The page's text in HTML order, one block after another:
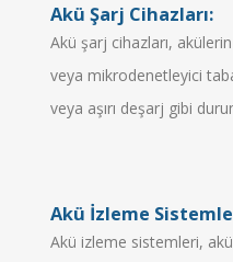
Akü Şarj Cihazları:
Akü şarj cihazları,
veya mikrodenetleyici
veya aşırı deşarj gibi
Akü İzleme
Akü izleme sistemleri,